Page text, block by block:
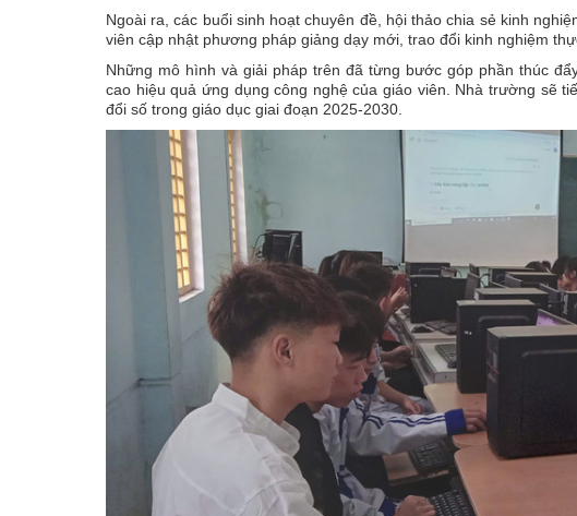
Ngoài ra, các buổi sinh hoạt chuyên đề, hội thảo chia sẻ kinh
viên cập nhật phương pháp giảng dạy mới, trao đổi kinh nghiệm
Những mô hình và giải pháp trên đã từng bước góp phần thúc
cao hiệu quả ứng dụng công nghệ của giáo viên. Nhà trường sẽ
đổi số trong giáo dục giai đoạn 2025-2030.